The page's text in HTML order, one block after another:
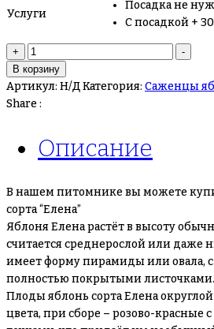
Услуги
Посадка не
С посадкой +
+
Количество
товара
Яблоня
“Елена”
-
В корзину
Артикул: Н/ДКатегория: Саженцы
Share :
Описание
В нашем питомнике вы можете
сорта “Елена”
Яблоня Елена растёт в высоту
считается среднерослой или даже
имеет форму пирамиды или овала,
полностью покрытыми листочками.
Плоды яблонь сорта Елена
цвета, при сборе – розово-